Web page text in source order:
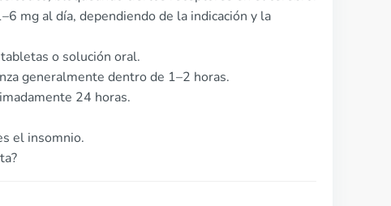
mg al día, dependiendo de la indicación y la
o solución oral.
generalmente dentro de 1–2 horas.
24 horas.
el insomnio.